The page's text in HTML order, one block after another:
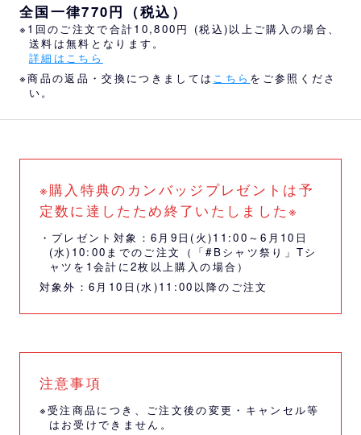
全国一律770円（税込）
※1回のご注文で合計10,800円 (税込)以上ご購入の場合、
送料は無料となります。
詳細はこちら
※商品の返品・交換につきましては こちら をご参照くださ
い。
※購入特典のカンバッジプレゼントは予
定数に達したため終了いたしました※
・プレゼント対象：6月9日(火)11:00～6月10日
(水)10:00までのご注文（「#Bシャツ祭り」Tシ
ャツを1会計に2枚以上購入の場合）
対象外：6月10日(水)11:00以降のご注文
注意事項
※受注商品につき、ご注文後の変更・キャンセル等
はお受けできません。